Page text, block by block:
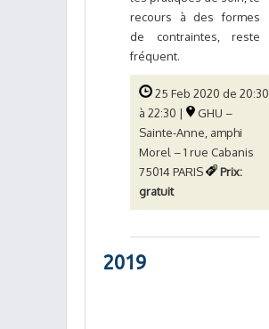
recours à des formes
de contraintes, reste
fréquent.
25 Feb 2020 de 20:30
à 22:30 |
GHU –
Sainte-Anne, amphi
Morel – 1 rue Cabanis
75014 PARIS
Prix:
gratuit
2019